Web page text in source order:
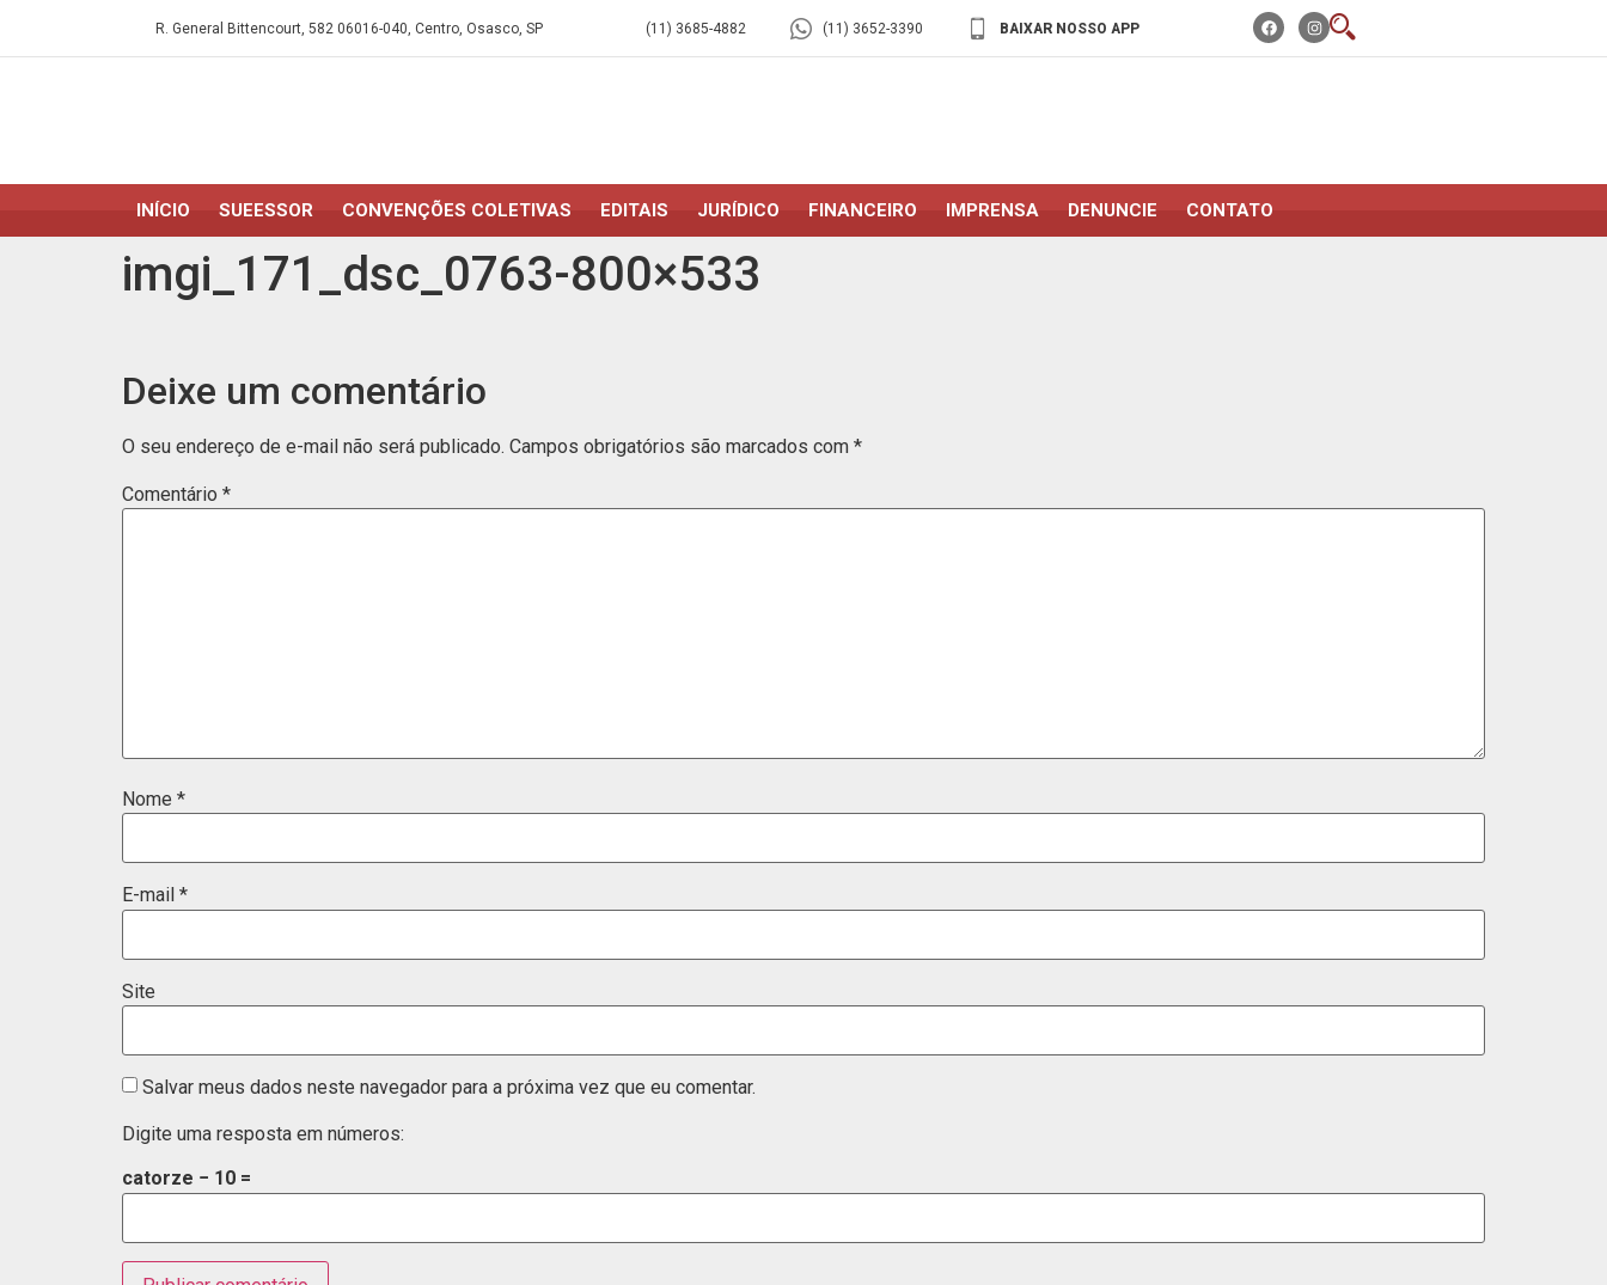
R. General Bittencourt, 582 06016-040, Centro, Osasco, SP (11) 3685-4882 (11) 3652-3390 BAIXAR NOSSO APP
INÍCIO SUEESSOR CONVENÇÕES COLETIVAS EDITAIS JURÍDICO FINANCEIRO IMPRENSA DENUNCIE CONTATO
imgi_171_dsc_0763-800×533
Deixe um comentário
O seu endereço de e-mail não será publicado. Campos obrigatórios são marcados com *
Comentário *
Nome *
E-mail *
Site
Salvar meus dados neste navegador para a próxima vez que eu comentar.
Digite uma resposta em números:
catorze − 10 =